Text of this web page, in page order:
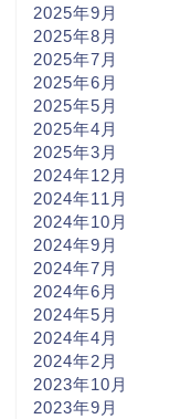
2025年9月
2025年8月
2025年7月
2025年6月
2025年5月
2025年4月
2025年3月
2024年12月
2024年11月
2024年10月
2024年9月
2024年7月
2024年6月
2024年5月
2024年4月
2024年2月
2023年10月
2023年9月